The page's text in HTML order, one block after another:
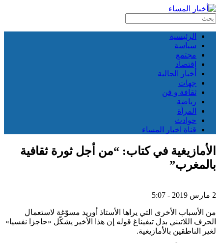
الرئيسية
سياسة
مجتمع
إقتصاد
أخبار الجالية
جهات
ثقافة و فن
رياضة
المرأة
حوادث
قناة اخبار المساء
الأمازيغية في كتاب: “من أجل ثورة ثقافية
بالمغرب”
2 مارس 2019 - 5:07
من الأسباب الأخرى التي يراها الأستاذ أوريد مسوّغة لاستعمال
الحرف اللاتيني بدل تيفيناغ قوله إن هذا الأخير يشكّل «حاجزا نفسيا»
لغير الناطقين بالأمازيغية.